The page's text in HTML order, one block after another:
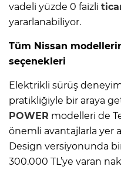
vadeli yüzde 0 faizli
yararlanabiliyor.
Tüm Nissan
seçenekleri
Elektrikli sürüş
pratikliğiyle bir araya
POWER modelleri de
önemli avantajlarla yer
Design versiyonunda
300.000 TL’ye varan